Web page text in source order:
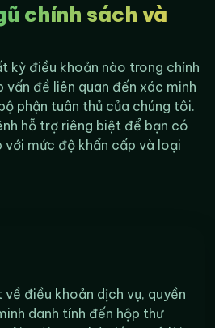
chính sách và
kỳ điều khoản nào trong chính
vấn đề liên quan đến xác minh
phận tuân thủ của chúng tôi.
hỗ trợ riêng biệt để bạn có
với mức độ khẩn cấp và loại
điều khoản dịch vụ, quyền
danh tính đến hộp thư